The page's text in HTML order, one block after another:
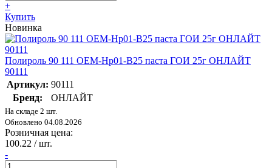
+
Купить
Новинка
Полироль 90 111 OEM-Hp01-B25 паста ГОИ 25г ОНЛАЙТ
90111
Артикул: 90111
Бренд:
ОНЛАЙТ
На складе 2 шт.
Обновлено 04.08.2026
Розничная цена:
100.22 / шт.
-